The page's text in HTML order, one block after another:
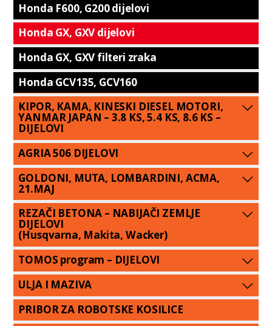
Honda F600, G200 dijelovi
Honda GX, GXV dijelovi
Honda GX, GXV filteri zraka
Honda GCV135, GCV160
KIPOR, KAMA, KINESKI DIESEL MOTORI,
YANMAR JAPAN – 3.8 KS, 5.4 KS, 8.6 KS –
DIJELOVI
AGRIA 506 DIJELOVI
GOLDONI, MUTA, LOMBARDINI, ACMA,
21.MAJ
REZAČI BETONA – NABIJAČI ZEMLJE
DIJELOVI
(Husqvarna, Makita, Wacker)
TOMOS program – DIJELOVI
ULJA I MAZIVA
PRIBOR ZA ROBOTSKE KOSILICE